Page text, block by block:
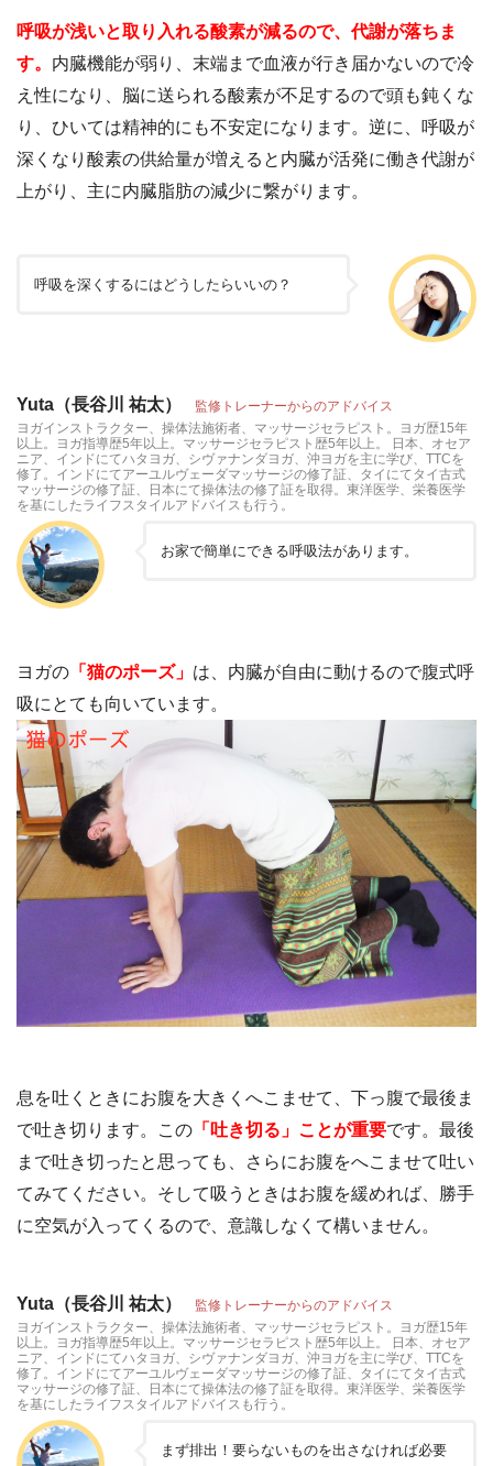
呼吸が浅いと取り入れる酸素が減るので、代謝が落ちま
す。 内臓機能が弱り、末端まで血液が行き届かないので冷
え性になり、脳に送られる酸素が不足するので頭も鈍くな
り、ひいては精神的にも不安定になります。逆に、呼吸が
深くなり酸素の供給量が増えると内臓が活発に働き代謝が
上がり、主に内臓脂肪の減少に繋がります。
呼吸を深くするにはどうしたらいいの？
Yuta（長谷川 祐太） 監修トレーナーからのアドバイス
ヨガインストラクター、操体法施術者、マッサージセラピスト。ヨガ歴15年
以上。ヨガ指導歴5年以上。マッサージセラピスト歴5年以上。 日本、オセア
ニア、インドにてハタヨガ、シヴァナンダヨガ、沖ヨガを主に学び、TTCを
修了。インドにてアーユルヴェーダマッサージの修了証、タイにてタイ古式
マッサージの修了証、日本にて操体法の修了証を取得。東洋医学、栄養医学
を基にしたライフスタイルアドバイスも行う。
お家で簡単にできる呼吸法があります。
ヨガの 「猫のポーズ」 は、内臓が自由に動けるので腹式呼
吸にとても向いています。
息を吐くときにお腹を大きくへこませて、下っ腹で最後ま
で吐き切ります。この 「吐き切る」ことが重要です。最後
まで吐き切ったと思っても、さらにお腹をへこませて吐い
てみてください。そして吸うときはお腹を緩めれば、勝手
に空気が入ってくるので、意識しなくて構いません。
Yuta（長谷川 祐太） 監修トレーナーからのアドバイス
ヨガインストラクター、操体法施術者、マッサージセラピスト。ヨガ歴15年
以上。ヨガ指導歴5年以上。マッサージセラピスト歴5年以上。 日本、オセア
ニア、インドにてハタヨガ、シヴァナンダヨガ、沖ヨガを主に学び、TTCを
修了。インドにてアーユルヴェーダマッサージの修了証、タイにてタイ古式
マッサージの修了証、日本にて操体法の修了証を取得。東洋医学、栄養医学
を基にしたライフスタイルアドバイスも行う。
まず排出！要らないものを出さなければ必要